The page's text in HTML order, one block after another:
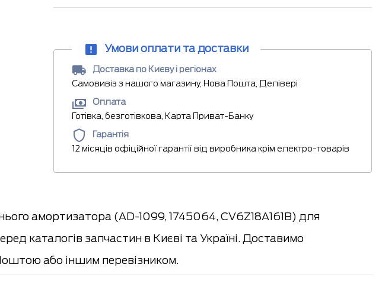
Умови оплати та доставки
Доставка по Києву і регіонах
Самовивіз з нашого магазину, Нова Пошта, Делівері
Оплата
Готівка, безготівкова, Карта Приват-Банку
Гарантія
12 місяців офіційної гарантії від виробника крім електро-товарів
амортизатора (AD-1099, 1745064, CV6Z18A161B) для
каталогів запчастин в Києві та Україні. Доставимо
або іншим перевізником.